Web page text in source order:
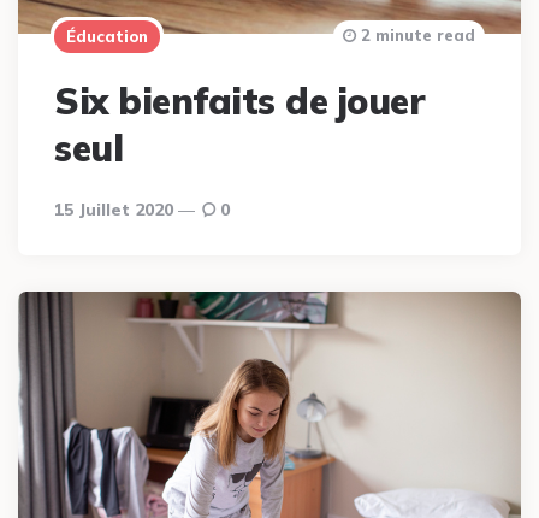
Éducation
Six bienfaits de jouer
seul
15 Juillet 2020
2 minute read
0